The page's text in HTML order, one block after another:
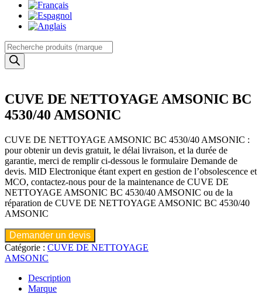
Recherche
de
produits
CUVE DE NETTOYAGE AMSONIC BC
4530/40 AMSONIC
CUVE DE NETTOYAGE AMSONIC BC 4530/40 AMSONIC :
pour obtenir un devis gratuit, le délai livraison, et la durée de
garantie, merci de remplir ci-dessous le formulaire Demande de
devis. MID Electronique étant expert en gestion de l’obsolescence et
MCO, contactez-nous pour de la maintenance de CUVE DE
NETTOYAGE AMSONIC BC 4530/40 AMSONIC ou de la
réparation de CUVE DE NETTOYAGE AMSONIC BC 4530/40
AMSONIC
Demander un devis
Catégorie : CUVE DE NETTOYAGE
AMSONIC
Description
Marque